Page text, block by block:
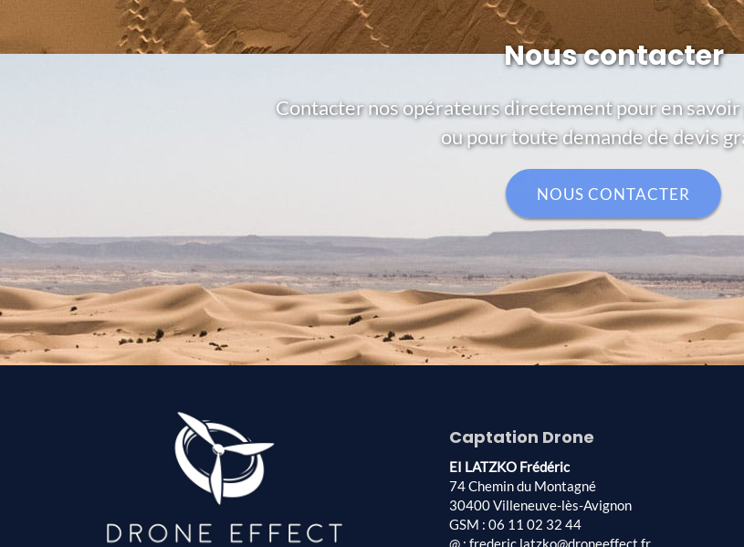
Nous contacter
Contacter nos opérateurs directement pour en
ou pour toute demande de devis
NOUS CONTACTER
Captation Drone
EI LATZKO Frédéric
74 Chemin du Montagné
30400 Villeneuve-lès-Avignon
GSM : 06 11 02 32 44
@ : frederic.latzko@droneeffect.fr